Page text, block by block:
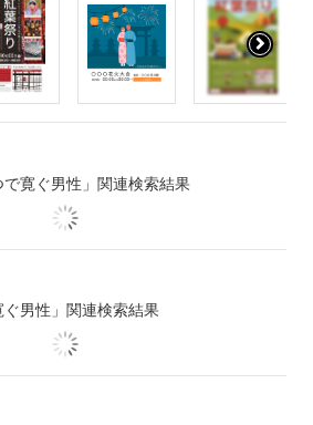
寛ぐ男性」関連検索結果
男性」関連検索結果